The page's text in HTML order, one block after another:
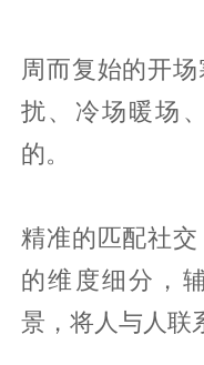
周而复始的开
扰、冷场暖场
的。
精准的匹配社
的维度细分，
景，将人与人联